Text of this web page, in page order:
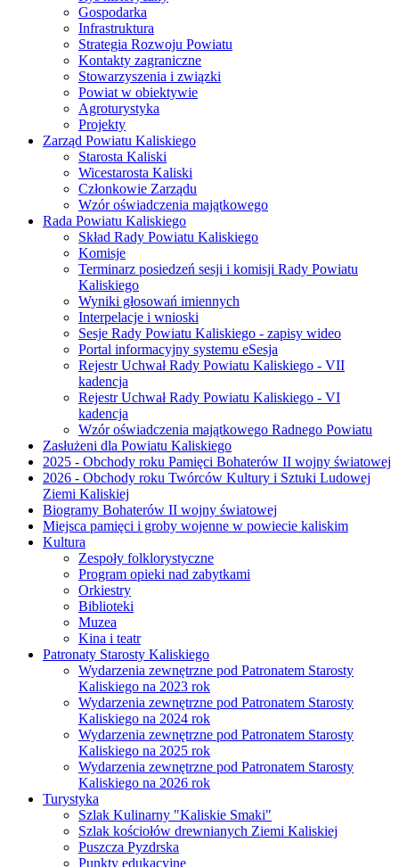
Gospodarka
Infrastruktura
Strategia Rozwoju Powiatu
Kontakty zagraniczne
Stowarzyszenia i związki
Powiat w obiektywie
Agroturystyka
Projekty
Zarząd Powiatu Kaliskiego
Starosta Kaliski
Wicestarosta Kaliski
Członkowie Zarządu
Wzór oświadczenia majątkowego
Rada Powiatu Kaliskiego
Skład Rady Powiatu Kaliskiego
Komisje
Terminarz posiedzeń sesji i komisji Rady Powiatu
Kaliskiego
Wyniki głosowań imiennych
Interpelacje i wnioski
Sesje Rady Powiatu Kaliskiego - zapisy wideo
Portal informacyjny systemu eSesja
Rejestr Uchwał Rady Powiatu Kaliskiego - VII
kadencja
Rejestr Uchwał Rady Powiatu Kaliskiego - VI
kadencja
Wzór oświadczenia majątkowego Radnego Powiatu
Zasłużeni dla Powiatu Kaliskiego
2025 - Obchody roku Pamięci Bohaterów II wojny światowej
2026 - Obchody roku Twórców Kultury i Sztuki Ludowej
Ziemi Kaliskiej
Biogramy Bohaterów II wojny światowej
Miejsca pamięci i groby wojenne w powiecie kaliskim
Kultura
Zespoły folklorystyczne
Program opieki nad zabytkami
Orkiestry
Biblioteki
Muzea
Kina i teatr
Patronaty Starosty Kaliskiego
Wydarzenia zewnętrzne pod Patronatem Starosty
Kaliskiego na 2023 rok
Wydarzenia zewnętrzne pod Patronatem Starosty
Kaliskiego na 2024 rok
Wydarzenia zewnętrzne pod Patronatem Starosty
Kaliskiego na 2025 rok
Wydarzenia zewnętrzne pod Patronatem Starosty
Kaliskiego na 2026 rok
Turystyka
Szlak Kulinarny "Kaliskie Smaki"
Szlak kościołów drewnianych Ziemi Kaliskiej
Puszcza Pyzdrska
Punkty edukacyjne